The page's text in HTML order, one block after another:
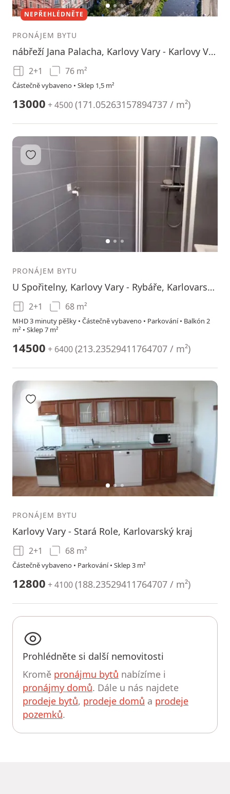
UPRAVIT HLEDÁNÍ
12 3
NEPŘEHLÉDNĚTE
PRONÁJEM BYTU
nábřeží Jana Palacha, Karlovy Vary - Karlovy Vary, Karlovarský kraj
2+1 76 m²
Částečně vybaveno • Sklep 1,5 m²
13000 + 4500(171.05263157894737 / m²)
12 3
Přidat do oblíbených
PRONÁJEM BYTU
U Spořitelny, Karlovy Vary - Rybáře, Karlovarský kraj
2+1 68 m²
MHD 3 minuty pěšky • Částečně vybaveno • Parkování • Balkón 2
m² • Sklep 7 m²
14500 + 6400(213.23529411764707 / m²)
12 3
Přidat do oblíbených
PRONÁJEM BYTU
Karlovy Vary - Stará Role, Karlovarský kraj
2+1 68 m²
Částečně vybaveno • Parkování • Sklep 3 m²
12800 + 4100(188.23529411764707 / m²)
Prohlédněte si další nemovitosti
Kromě pronájmu bytů nabízíme i
pronájmy domů. Dále u nás najdete
prodeje bytů, prodeje domů a prodeje
pozemků.